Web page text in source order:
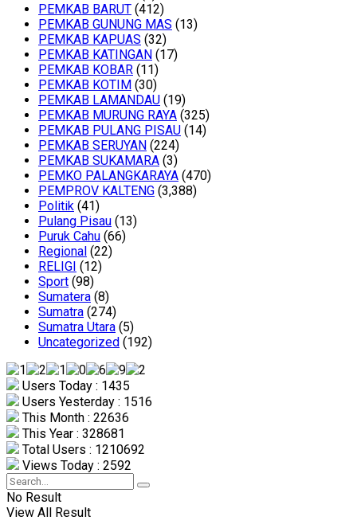
PEMKAB BARUT (412)
PEMKAB GUNUNG MAS (13)
PEMKAB KAPUAS (32)
PEMKAB KATINGAN (17)
PEMKAB KOBAR (11)
PEMKAB KOTIM (30)
PEMKAB LAMANDAU (19)
PEMKAB MURUNG RAYA (325)
PEMKAB PULANG PISAU (14)
PEMKAB SERUYAN (224)
PEMKAB SUKAMARA (3)
PEMKO PALANGKARAYA (470)
PEMPROV KALTENG (3,388)
Politik (41)
Pulang Pisau (13)
Puruk Cahu (66)
Regional (22)
RELIGI (12)
Sport (98)
Sumatera (8)
Sumatra (274)
Sumatra Utara (5)
Uncategorized (192)
Users Today : 1435
Users Yesterday : 1516
This Month : 22636
This Year : 328681
Total Users : 1210692
Views Today : 2592
No Result
View All Result